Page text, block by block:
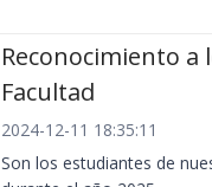
Reconocimiento a
Facultad
2024-12-11 18:35:11
Son los estudiantes de